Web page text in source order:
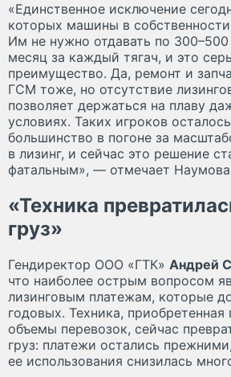
«Единственное исключение
которых машины в
Им не нужно отдавать по
месяц за каждый тягач, и это
преимущество. Да, ремонт и
ГСМ тоже, но отсутствие
позволяет держаться на плаву
условиях. Таких игроков
большинство в погоне за
в лизинг, и сейчас это решение
фатальным», — отмечает
«Техника
груз»
Гендиректор ООО «ГТК» Андрей
что наиболее острым вопросом
лизинговым платежам, которые
годовых. Техника,
объемы перевозок, сейчас
груз: платежи остались
ее использования снизилась